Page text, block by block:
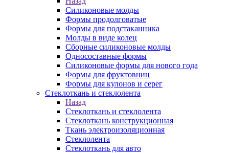
Силиконовые молды
Формы продолговатые
Формы для подстаканника
Молды в виде колец
Сборные силиконовые молды
Односоставные формы
Силиконовые формы для нового года
Формы для фруктовниц
Формы для кулонов и серег
Стеклоткань и стеклолента
Назад
Стеклоткань и стеклолента
Стеклоткань конструкционная
Ткань электроизоляционная
Стеклолента
Стеклоткань для авто